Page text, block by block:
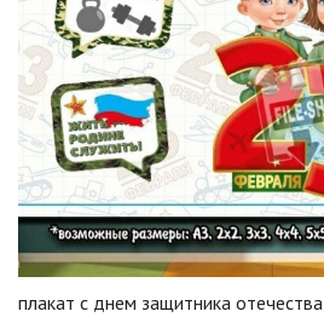
плакат с днем защитника отечества